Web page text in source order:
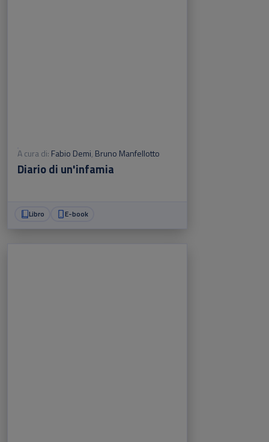
A cura di: Fabio Demi, Bruno Manfellotto
Diario di un'infamia
Libro E-book